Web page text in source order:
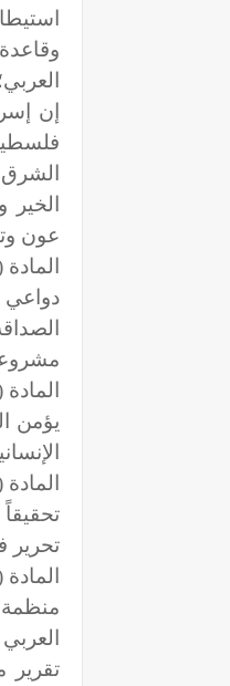
إن
عون
المادة
دواعي
المادة
يؤمن
المادة
المادة
منظمة
تقرير